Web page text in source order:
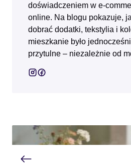
doświadczeniem w
online. Na blogu pokazuje,
dobrać dodatki, tekstylia i
mieszkanie było
przytulne – niezależnie od